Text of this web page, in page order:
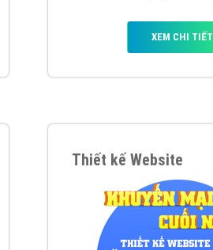
XEM CHI TIẾT
Thiết kế Website